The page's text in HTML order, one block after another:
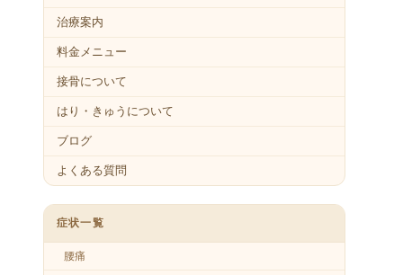
治療案内
料金メニュー
接骨について
はり・きゅうについて
ブログ
よくある質問
症状一覧
腰痛